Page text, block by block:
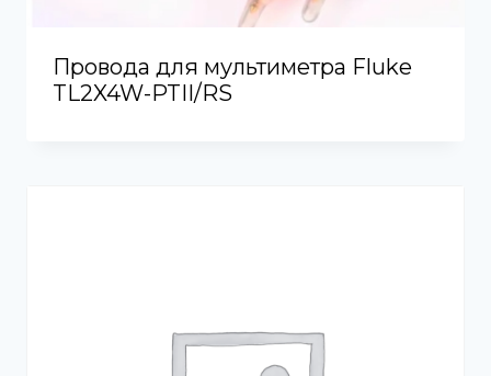
Провода для мультиметра Fluke
TL2X4W-PTII/RS